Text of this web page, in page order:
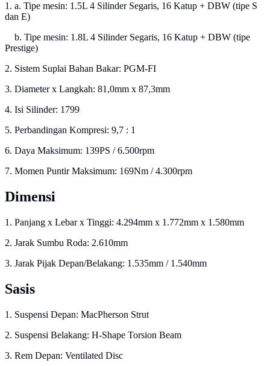
1. a. Tipe mesin: 1.5L 4 Silinder Segaris, 16 Katup + DBW (tipe S
dan E)
b. Tipe mesin: 1.8L 4 Silinder Segaris, 16 Katup + DBW (tipe
Prestige)
2. Sistem Suplai Bahan Bakar: PGM-FI
3. Diameter x Langkah: 81,0mm x 87,3mm
4. Isi Silinder: 1799
5. Perbandingan Kompresi: 9,7 : 1
6. Daya Maksimum: 139PS / 6.500rpm
7. Momen Puntir Maksimum: 169Nm / 4.300rpm
Dimensi
1. Panjang x Lebar x Tinggi: 4.294mm x 1.772mm x 1.580mm
2. Jarak Sumbu Roda: 2.610mm
3. Jarak Pijak Depan/Belakang: 1.535mm / 1.540mm
Sasis
1. Suspensi Depan: MacPherson Strut
2. Suspensi Belakang: H-Shape Torsion Beam
3. Rem Depan: Ventilated Disc